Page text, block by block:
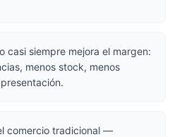
casi siempre mejora el margen:
menos stock, menos
comercio tradicional —